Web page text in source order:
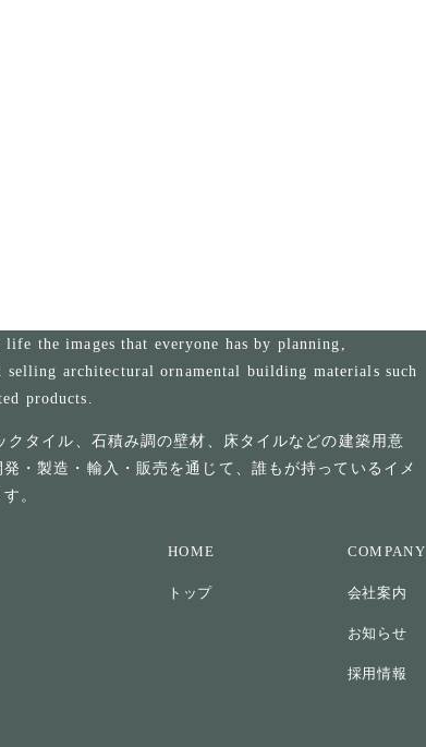
the images that everyone has by planning,
architectural ornamental building materials such
products.
タイル、石積み調の壁材、床タイルなどの建築用意
・製造・輸入・販売を通じて、誰もが持っているイメ
。
HOME
トップ
COMPANY
会社案内
お知らせ
採用情報